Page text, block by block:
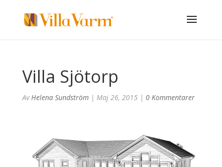
Villa Sjötorp
AvHelena Sundström| Maj 26, 2015| 0 Kommentarer